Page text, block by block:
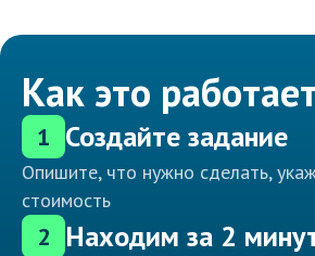
Как это
1 Создайте задание
Опишите, что нужно сделать,
стоимость
2 Находим за 2